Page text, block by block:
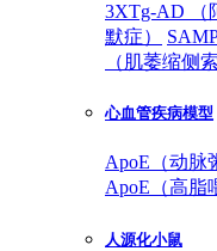
3XTg-AD （
默症）
（肌萎缩侧
心血管疾病模型
ApoE（动脉
ApoE（高脂
人源化小鼠